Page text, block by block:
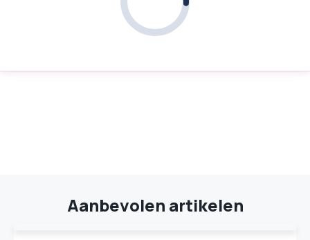
Aanbevolen artikelen